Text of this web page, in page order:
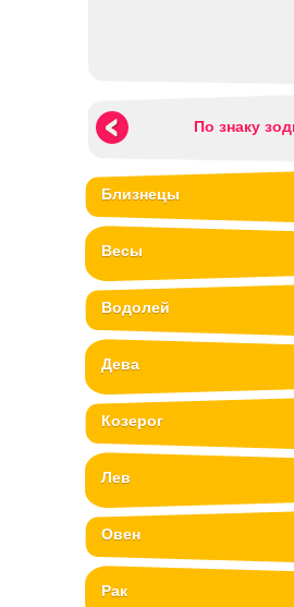
По знаку
Близнецы
Весы
Водолей
Дева
Козерог
Лев
Овен
Рак